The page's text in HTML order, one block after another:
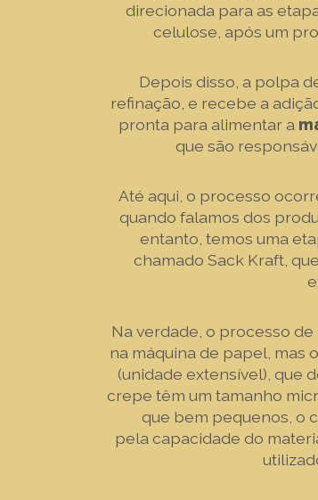
direcionada para as
celulose, após um
Depois disso, a polpa
refinação, e recebe a
pronta para alimentar a
que são
Até aqui, o processo
quando falamos dos
entanto, temos uma
chamado Sack Kraft,
Na verdade, o processo
na máquina de papel, mas
(unidade extensível), que
crepe têm um tamanho
que bem pequenos, o
pela capacidade do